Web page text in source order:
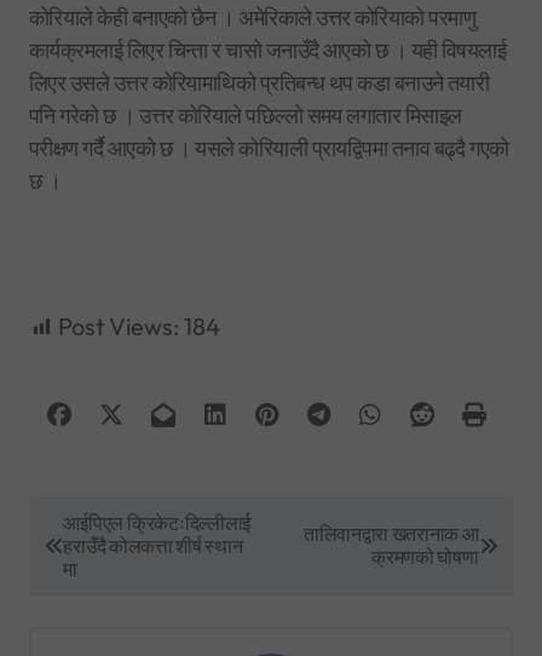
कोरियाले केही बनाएको छैन । अमेरिकाले उत्तर कोरियाको परमाणु
कार्यक्रमलाई लिएर चिन्ता र चासो जनाउँदै आएको छ । यही विषयलाई
लिएर उसले उत्तर कोरियामाथिको प्रतिबन्ध थप कडा बनाउने तयारी
पनि गरेको छ । उत्तर कोरियाले पछिल्लो समय लगातार मिसाइल
परीक्षण गर्दै आएको छ । यसले कोरियाली प्रायद्विपमा तनाव बढ्दै गएको
छ ।
Post Views: 184
o
आईपिएल क्रिकेटःदिल्लीलाई
हराउँदै कोलकत्ता शीर्ष स्थान
मा
तालिवानद्वारा खतरानाक आ
क्रमणको घोषणा